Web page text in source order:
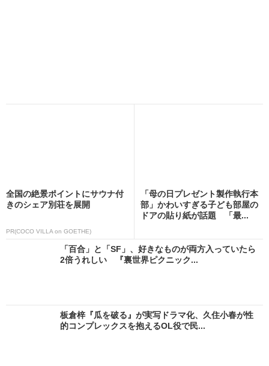
全国の絶景ポイントにサウナ付
きのシェア別荘を展開
PR(COCO VILLA on GOETHE)
「母の日プレゼント製作執行本
部」かわいすぎる子ども部屋の
ドアの貼り紙が話題 「最...
「百合」と「SF」、好きなものが両方入っていたら
2倍うれしい 『裏世界ピクニック...
板倉梓『瓜を破る』が実写ドラマ化、久住小春が性
的コンプレックスを抱えるOL役で民...